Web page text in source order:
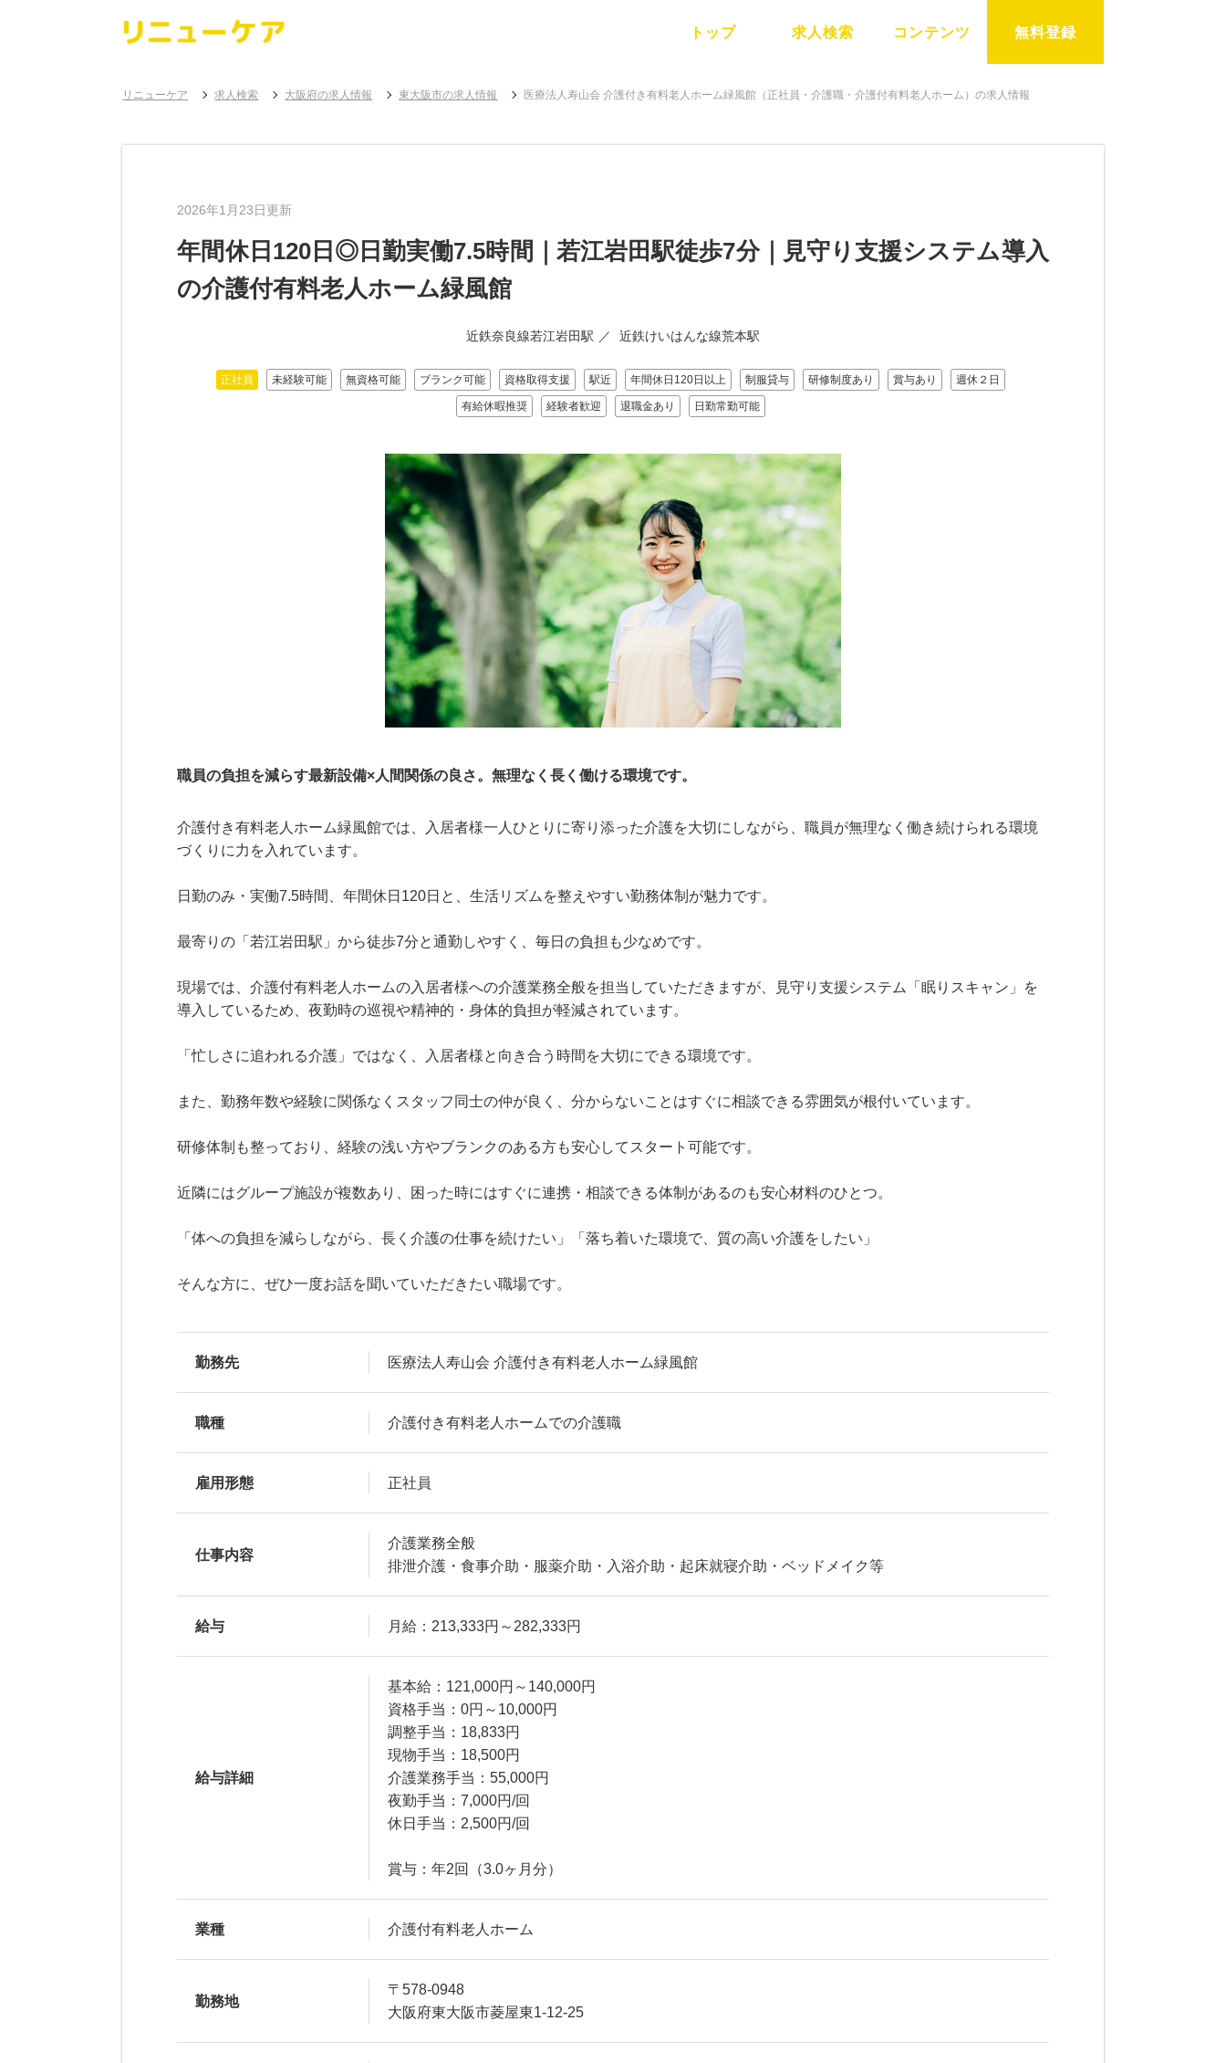
トップ 求人検索 コンテンツ 無料登録
リニューケア 求人検索 大阪府の求人情報 東大阪市の求人情報 医療法人寿山会 介護付き有料老人ホーム緑風館（正社員・介護職・介護付有料老人ホーム）の求人情報
2026年1月23日更新
年間休日120日◎日勤実働7.5時間｜若江岩田駅徒歩7分｜見守り支援システム導入
の介護付有料老人ホーム緑風館
近鉄奈良線若江岩田駅 近鉄けいはんな線荒本駅
正社員 未経験可能 無資格可能 ブランク可能 資格取得支援 駅近 年間休日120日以上 制服貸与 研修制度あり 賞与あり 週休２日
有給休暇推奨 経験者歓迎 退職金あり 日勤常勤可能
職員の負担を減らす最新設備×人間関係の良さ。無理なく長く働ける環境です。
介護付き有料老人ホーム緑風館では、入居者様一人ひとりに寄り添った介護を大切にしながら、職員が無理なく働き続けられる環境
づくりに力を入れています。
日勤のみ・実働7.5時間、年間休日120日と、生活リズムを整えやすい勤務体制が魅力です。
最寄りの「若江岩田駅」から徒歩7分と通勤しやすく、毎日の負担も少なめです。
現場では、介護付有料老人ホームの入居者様への介護業務全般を担当していただきますが、見守り支援システム「眠りスキャン」を
導入しているため、夜勤時の巡視や精神的・身体的負担が軽減されています。
「忙しさに追われる介護」ではなく、入居者様と向き合う時間を大切にできる環境です。
また、勤務年数や経験に関係なくスタッフ同士の仲が良く、分からないことはすぐに相談できる雰囲気が根付いています。
研修体制も整っており、経験の浅い方やブランクのある方も安心してスタート可能です。
近隣にはグループ施設が複数あり、困った時にはすぐに連携・相談できる体制があるのも安心材料のひとつ。
「体への負担を減らしながら、長く介護の仕事を続けたい」「落ち着いた環境で、質の高い介護をしたい」
そんな方に、ぜひ一度お話を聞いていただきたい職場です。
勤務先 医療法人寿山会 介護付き有料老人ホーム緑風館
職種 介護付き有料老人ホームでの介護職
雇用形態 正社員
仕事内容
介護業務全般
排泄介護・食事介助・服薬介助・入浴介助・起床就寝介助・ベッドメイク等
給与 月給：213,333円～282,333円
給与詳細
基本給：121,000円～140,000円
資格手当：0円～10,000円
調整手当：18,833円
現物手当：18,500円
介護業務手当：55,000円
夜勤手当：7,000円/回
休日手当：2,500円/回
賞与：年2回（3.0ヶ月分）
業種 介護付有料老人ホーム
勤務地
〒578-0948
大阪府東大阪市菱屋東1-12-25